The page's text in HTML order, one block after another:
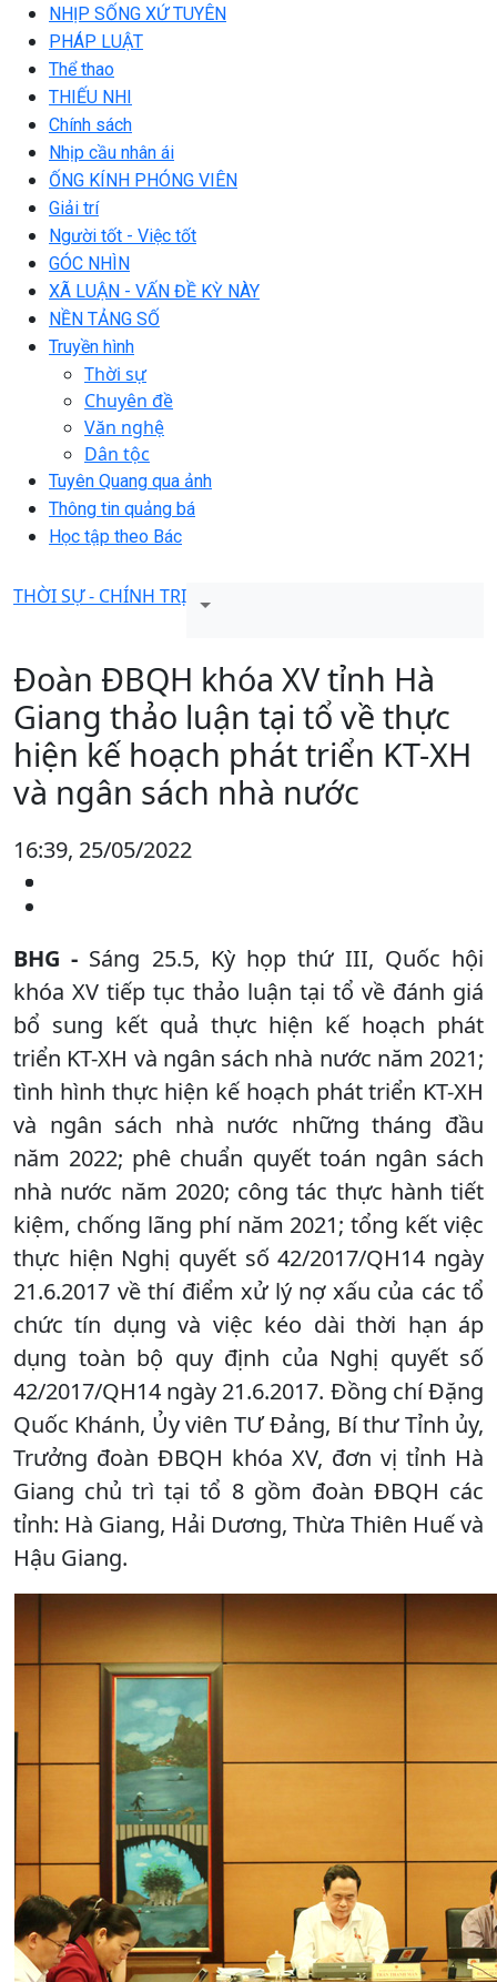
NHỊP SỐNG XỨ TUYÊN
PHÁP LUẬT
Thể thao
THIẾU NHI
Chính sách
Nhịp cầu nhân ái
ỐNG KÍNH PHÓNG VIÊN
Giải trí
Người tốt - Việc tốt
GÓC NHÌN
XÃ LUẬN - VẤN ĐỀ KỲ NÀY
NỀN TẢNG SỐ
Truyền hình
Thời sự
Chuyên đề
Văn nghệ
Dân tộc
Tuyên Quang qua ảnh
Thông tin quảng bá
Học tập theo Bác
THỜI SỰ - CHÍNH TRỊ
Đoàn ĐBQH khóa XV tỉnh Hà
Giang thảo luận tại tổ về thực
hiện kế hoạch phát triển KT-XH
và ngân sách nhà nước
16:39, 25/05/2022
BHG - Sáng 25.5, Kỳ họp thứ III, Quốc hội
khóa XV tiếp tục thảo luận tại tổ về đánh giá
bổ sung kết quả thực hiện kế hoạch phát
triển KT-XH và ngân sách nhà nước năm 2021;
tình hình thực hiện kế hoạch phát triển KT-XH
và ngân sách nhà nước những tháng đầu
năm 2022; phê chuẩn quyết toán ngân sách
nhà nước năm 2020; công tác thực hành tiết
kiệm, chống lãng phí năm 2021; tổng kết việc
thực hiện Nghị quyết số 42/2017/QH14 ngày
21.6.2017 về thí điểm xử lý nợ xấu của các tổ
chức tín dụng và việc kéo dài thời hạn áp
dụng toàn bộ quy định của Nghị quyết số
42/2017/QH14 ngày 21.6.2017. Đồng chí Đặng
Quốc Khánh, Ủy viên TƯ Đảng, Bí thư Tỉnh ủy,
Trưởng đoàn ĐBQH khóa XV, đơn vị tỉnh Hà
Giang chủ trì tại tổ 8 gồm đoàn ĐBQH các
tỉnh: Hà Giang, Hải Dương, Thừa Thiên Huế và
Hậu Giang.